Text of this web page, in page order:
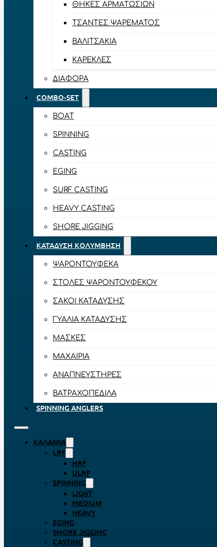
ΘΉΚΕΣ ΑΡΜΑΤΩΣΙΏΝ
ΤΣΆΝΤΕΣ ΨΑΡΈΜΑΤΟΣ
ΒΑΛΙΤΣΆΚΙΑ
ΚΑΡΈΚΛΕΣ
ΔΙΆΦΟΡΑ
COMBO-SET
BOAT
SPINNING
CASTING
EGING
SURF CASTING
HEAVY CASTING
SHORE JIGGING
ΚΑΤΆΔΥΣΗ ΚΟΛΎΜΒΗΣΗ
ΨΑΡΟΝΤΟΎΦΕΚΑ
ΣΤΟΛΈΣ ΨΑΡΟΝΤΟΎΦΕΚΟΥ
ΣΆΚΟΙ ΚΑΤΆΔΥΣΗΣ
ΓΥΑΛΙΆ ΚΑΤΆΔΥΣΗΣ
ΜΆΣΚΕΣ
ΜΑΧΑΊΡΙΑ
ΑΝΑΠΝΕΥΣΤΉΡΕΣ
ΒΑΤΡΑΧΟΠΈΔΙΛΑ
SPINNING ANGLERS
ΚΑΛΆΜΙΑ
LRF
HRF
ULRF
SPINNING
LIGHT
MEDIUM
HEAVY
EGING
SHORE JIGGING
CASTING